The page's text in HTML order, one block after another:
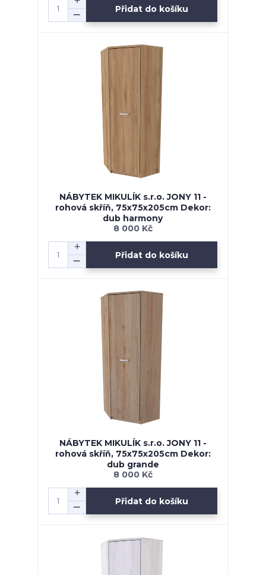
Přidat do košíku
NÁBYTEK MIKULÍK s.r.o. JONY 11 -
rohová skříň, 75x75x205cm Dekor:
dub harmony
8 000 Kč
Přidat do košíku
NÁBYTEK MIKULÍK s.r.o. JONY 11 -
rohová skříň, 75x75x205cm Dekor:
dub grande
8 000 Kč
Přidat do košíku